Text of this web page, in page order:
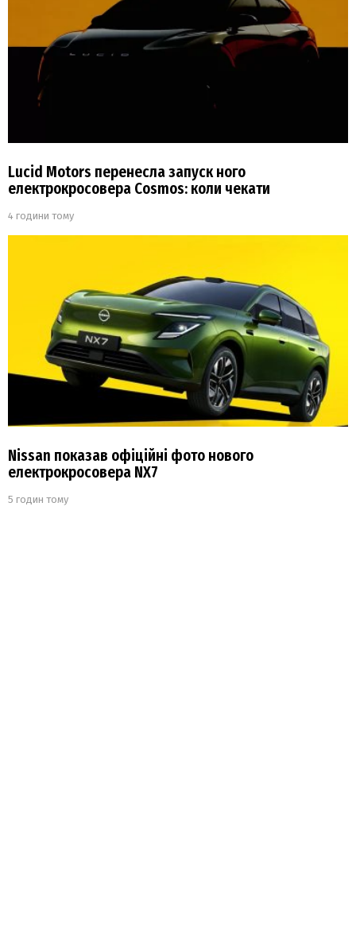
Lucid Motors перенесла запуск ного
електрокросовера Cosmos: коли чекати
4 години тому
Nissan показав офіційні фото нового
електрокросовера NX7
5 годин тому